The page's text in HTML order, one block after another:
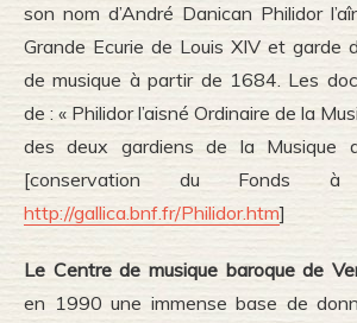
son nom d’André Danican Philidor
Grande Ecurie de Louis XIV et garde
de musique à partir de 1684. Les
de : « Philidor l’aisné Ordinaire de la
des deux gardiens de la Musique
[conservation du
http://gallica.bnf.fr/Philidor.htm]
Le Centre de musique baroque de
en 1990 une immense base de